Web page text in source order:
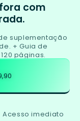
com
suplementação
+ Guia de
páginas.
Acesso imediato